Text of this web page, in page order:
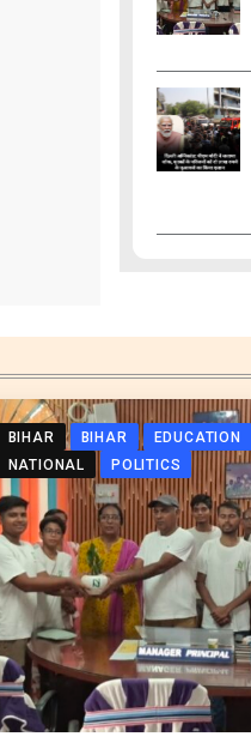
BIHAR BIHAR EDUCATION
NATIONAL
POLITICS